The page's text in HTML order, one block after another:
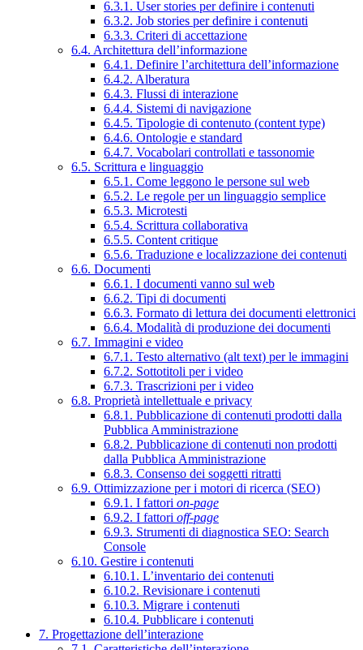
6.3.1. User stories per definire i contenuti
6.3.2. Job stories per definire i contenuti
6.3.3. Criteri di accettazione
6.4. Architettura dell’informazione
6.4.1. Definire l’architettura dell’informazione
6.4.2. Alberatura
6.4.3. Flussi di interazione
6.4.4. Sistemi di navigazione
6.4.5. Tipologie di contenuto (content type)
6.4.6. Ontologie e standard
6.4.7. Vocabolari controllati e tassonomie
6.5. Scrittura e linguaggio
6.5.1. Come leggono le persone sul web
6.5.2. Le regole per un linguaggio semplice
6.5.3. Microtesti
6.5.4. Scrittura collaborativa
6.5.5. Content critique
6.5.6. Traduzione e localizzazione dei contenuti
6.6. Documenti
6.6.1. I documenti vanno sul web
6.6.2. Tipi di documenti
6.6.3. Formato di lettura dei documenti elettronici
6.6.4. Modalità di produzione dei documenti
6.7. Immagini e video
6.7.1. Testo alternativo (alt text) per le immagini
6.7.2. Sottotitoli per i video
6.7.3. Trascrizioni per i video
6.8. Proprietà intellettuale e privacy
6.8.1. Pubblicazione di contenuti prodotti dalla
Pubblica Amministrazione
6.8.2. Pubblicazione di contenuti non prodotti
dalla Pubblica Amministrazione
6.8.3. Consenso dei soggetti ritratti
6.9. Ottimizzazione per i motori di ricerca (SEO)
6.9.1. I fattori on-page
6.9.2. I fattori off-page
6.9.3. Strumenti di diagnostica SEO: Search
Console
6.10. Gestire i contenuti
6.10.1. L’inventario dei contenuti
6.10.2. Revisionare i contenuti
6.10.3. Migrare i contenuti
6.10.4. Pubblicare i contenuti
7. Progettazione dell’interazione